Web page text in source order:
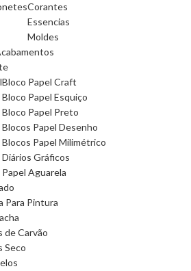
Corantes
Essencias
Moldes
Bloco Papel Craft
Bloco Papel Esquiço
Bloco Papel Preto
Blocos Papel Desenho
Blocos Papel Milimétrico
Diários Gráficos
Papel Aguarela
Para Pintura
de Carvão
Seco